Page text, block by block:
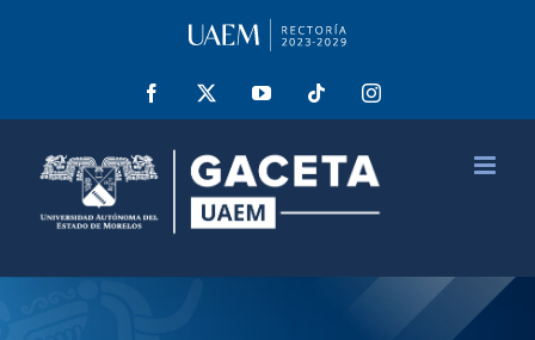
Facebook YouTube Tiktok Instagram